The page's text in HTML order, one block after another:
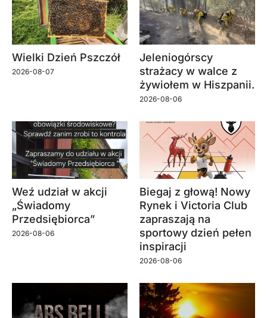
Wielki Dzień Pszczół
2026-08-07
Jeleniogórscy
strażacy w walce z
żywiołem w Hiszpanii.
2026-08-06
Weź udział w akcji
„Świadomy
Przedsiębiorca”
2026-08-06
Biegaj z głową! Nowy
Rynek i Victoria Club
zapraszają na
sportowy dzień pełen
inspiracji
2026-08-06